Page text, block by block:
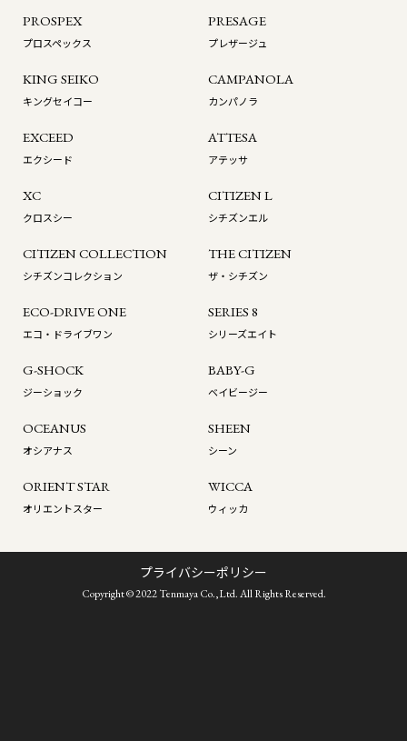
PROSPEX
プロスペックス
PRESAGE
プレザージュ
KING SEIKO
キングセイコー
CAMPANOLA
カンパノラ
EXCEED
エクシード
ATTESA
アテッサ
XC
クロスシー
CITIZEN L
シチズンエル
CITIZEN COLLECTION
シチズンコレクション
THE CITIZEN
ザ・シチズン
ECO-DRIVE ONE
エコ・ドライブワン
SERIES 8
シリーズエイト
G-SHOCK
ジーショック
BABY-G
ベイビージー
OCEANUS
オシアナス
SHEEN
シーン
ORIENT STAR
オリエントスター
WICCA
ウィッカ
プライバシーポリシー
Copyright © 2022 Tenmaya Co.,Ltd. All Rights Reserved.